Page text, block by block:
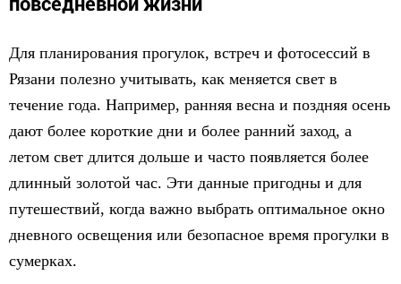
Для планирования прогулок, встреч и фотосессий в
Рязани полезно учитывать, как меняется свет в
течение года. Например, ранняя весна и поздняя осень
дают более короткие дни и более ранний заход, а
летом свет длится дольше и часто появляется более
длинный золотой час. Эти данные пригодны и для
путешествий, когда важно выбрать оптимальное окно
дневного освещения или безопасное время прогулки в
сумерках.